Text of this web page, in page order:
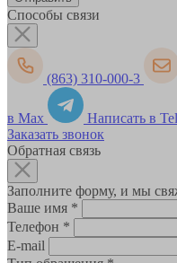
Способы связи
(863) 310-000-3
в Max
Написать в
Заказать звонок
Обратная связь
Заполните форму, и мы
Ваше имя *
Телефон *
E-mail